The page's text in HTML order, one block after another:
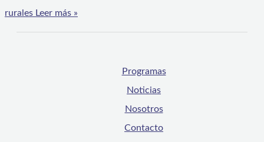
rurales Leer más »
Programas
Noticias
Nosotros
Contacto